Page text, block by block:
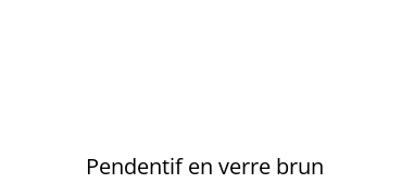
Pendentif en verre brun